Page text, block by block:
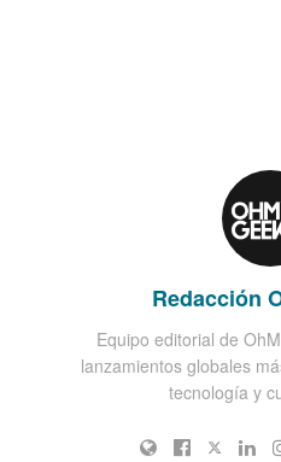
Redacción
Equipo editorial de
lanzamientos globales
tecnología y